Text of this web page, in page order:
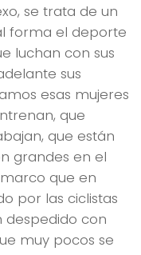
se trata de un
forma el deporte
luchan con sus
sus
esas mujeres
que
que están
grandes en el
que en
por las ciclistas
despedido con
muy pocos se